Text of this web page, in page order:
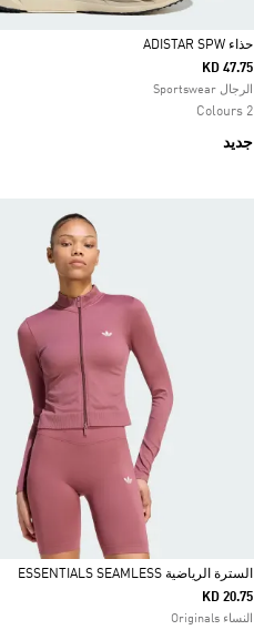
Selected
حذاء ADISTAR SPW
KD 47.75
الرجال Sportswear
2 Colours
جديد
Selected
السترة الرياضية ESSENTIALS SEAMLESS
KD 20.75
النساء Originals